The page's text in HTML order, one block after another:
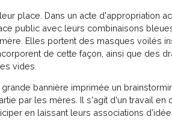
place. Dans un acte d'appropriation
public avec leurs combinaisons
Elles portent des masques voilés
de cette façon, ainsi que des
vides.
bannière imprimée un
par les mères. Il s'agit d'un travail en
en laissant leurs associations